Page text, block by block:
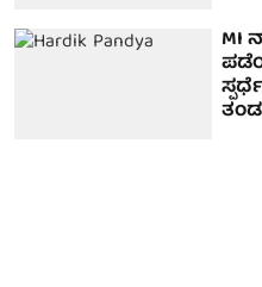
MI